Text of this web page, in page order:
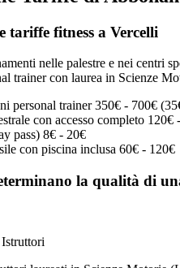
tariffe fitness a Vercelli
nelle palestre e nei centri
trainer con laurea in Scienze
personal trainer 350€ - 700€
con accesso completo 120€
pass) 8€ - 20€
con piscina inclusa 60€ - 120€
la qualità di